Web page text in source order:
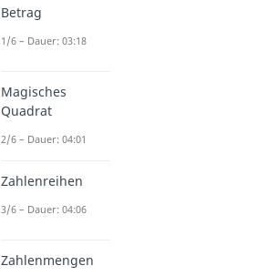
Betrag
1/6 – Dauer: 03:18
Magisches
Quadrat
2/6 – Dauer: 04:01
Zahlenreihen
3/6 – Dauer: 04:06
Zahlenmengen